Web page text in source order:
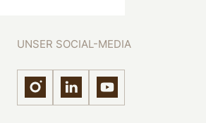
UNSER SOCIAL-MEDIA